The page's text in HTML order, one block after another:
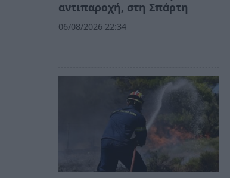
αντιπαροχή, στη Σπάρτη
06/08/2026 22:34